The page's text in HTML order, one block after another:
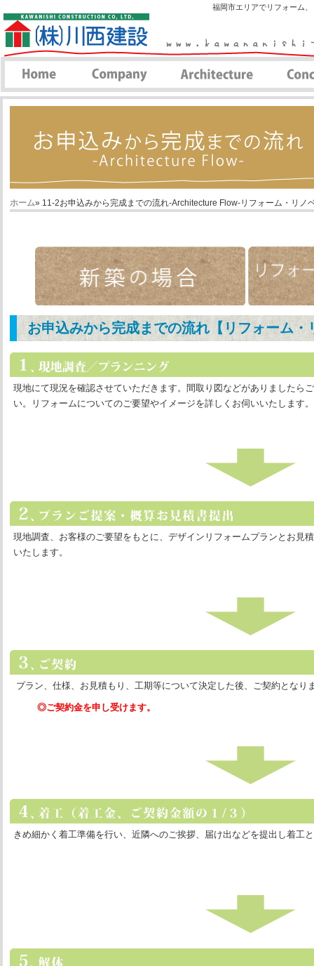
福岡市エリアでリフォーム
ホーム» 11-2お申込みから完成までの流れ-Architecture Flow-リフォーム・リノ
お申込みから完成までの流れ【リフォーム・
現地にて現況を確認させていただきます。間取り図などがありましたら
い。リフォームについてのご要望やイメージを詳しくお伺いいたします。
現地調査、お客様のご要望をもとに、デザインリフォームプランとお見
いたします。
プラン、仕様、お見積もり、工期等について決定した後、ご契約となり
◎ご契約金を申し受けます。
きめ細かく着工準備を行い、近隣へのご挨拶、届け出などを提出し着工